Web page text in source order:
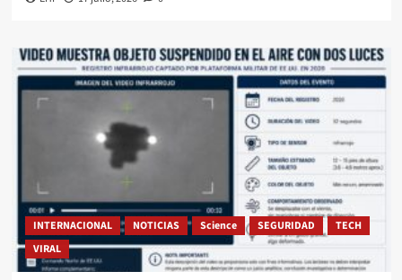
INTERNACIONAL NOTICIAS Science SEGURIDAD
TECH
VIRAL